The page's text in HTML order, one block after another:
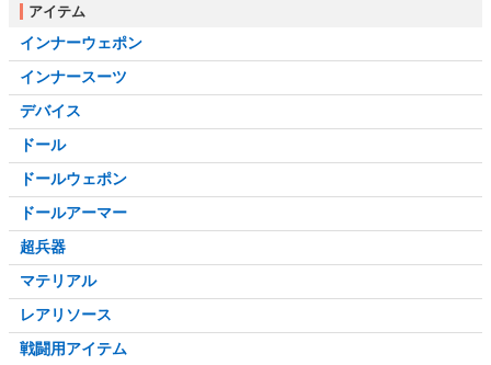
アイテム
インナーウェポン
インナースーツ
デバイス
ドール
ドールウェポン
ドールアーマー
超兵器
マテリアル
レアリソース
戦闘用アイテム